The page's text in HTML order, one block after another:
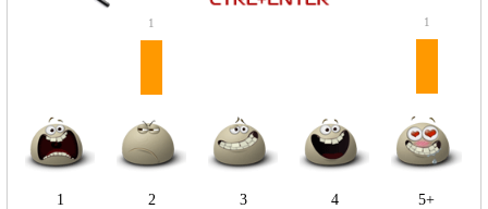
1
1
2 3 4
1
5+